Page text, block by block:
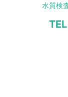
水質検